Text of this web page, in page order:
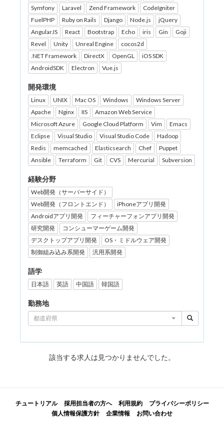
Symfony
Laravel Zend Framework
CodeIgniter
FuelPHP
Ruby on Rails Django Node.js
jQuery
AngularJS
React Bootstrap Echo iris Gin
Goji
Revel
Unity Unreal Engine
cocos2d
.NET Framework
DirectX OpenGL
iOS SDK
AndroidSDK
Electron Vue.js
開発環境
Linux UNIX Mac OS Windows
Windows Server
Apache
Nginx IIS
Amazon Web Service
Microsoft Azure
Google Cloud Platform Vim
Emacs
Eclipse
Visual Studio Visual Studio Code
Hadoop
Redis
memcached Elasticsearch Chef
Puppet
Ansible
Terraform Git CVS Mercurial Subversion
経験分野
Web開発（サーバーサイド）
Web開発（フロントエンド）
iPhoneアプリ開発
Androidアプリ開発
フィーチャーフォンアプリ開発
研究開発
コンシューマーゲーム開発
デスクトップアプリ開発
OS・ミドルウェア開発
制御組み込み系開発
汎用系開発
語学
日本語 英語 中国語 韓国語
勤務地
都道府県
該当する求人は見つかりませんでした。
チュートリアル 採用担当者の方へ 利用規約
プライバシーポリシー
個人情報保護方針
企業情報 お問い合わせ